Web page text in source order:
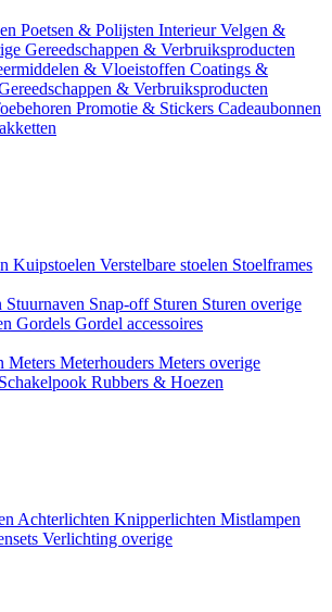
Poetsen & Polijsten InterieurVelgen &
Gereedschappen & Verbruiksproducten
& Vloeistoffen Coatings &
& Verbruiksproducten
Promotie & Stickers Cadeaubonnen
Kuipstoelen Verstelbare stoelen Stoelframes
Stuurnaven Snap-off Sturen Sturen overige
Gordels Gordel accessoires
Meters Meterhouders Meters overige
Schakelpook Rubbers & Hoezen
Achterlichten Knipperlichten Mistlampen
Verlichting overige